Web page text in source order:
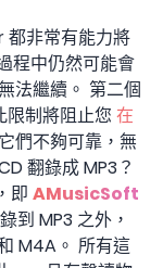
非常有能力將
程中仍然可能會
法繼續。 第二個
限制將阻止您 在
們不夠可靠，無
翻錄成 MP3？
即 AMusicSoft
到 MP3 之外，
M4A。 所有這